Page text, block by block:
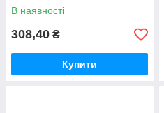
В наявності
308,40 ₴
Купити